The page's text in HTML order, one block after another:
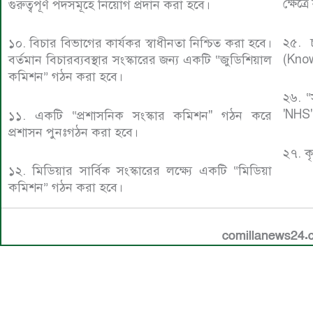
গুরুত্বপূর্ণ পদসমূহে নিয়োগ প্রদান করা হবে।
১০. বিচার বিভাগের কার্যকর স্বাধীনতা নিশ্চিত করা হবে।
বর্তমান বিচারব্যবস্থার সংস্কারের জন্য একটি “জুডিশিয়াল
কমিশন” গঠন করা হবে।
১১. একটি “প্রশাসনিক সংস্কার কমিশন" গঠন করে
প্রশাসন পুনঃগঠন করা হবে।
১২. মিডিয়ার সার্বিক সংস্কারের লক্ষ্যে একটি “মিডিয়া
কমিশন” গঠন করা হবে।
২৫.
২৬.
২৭.